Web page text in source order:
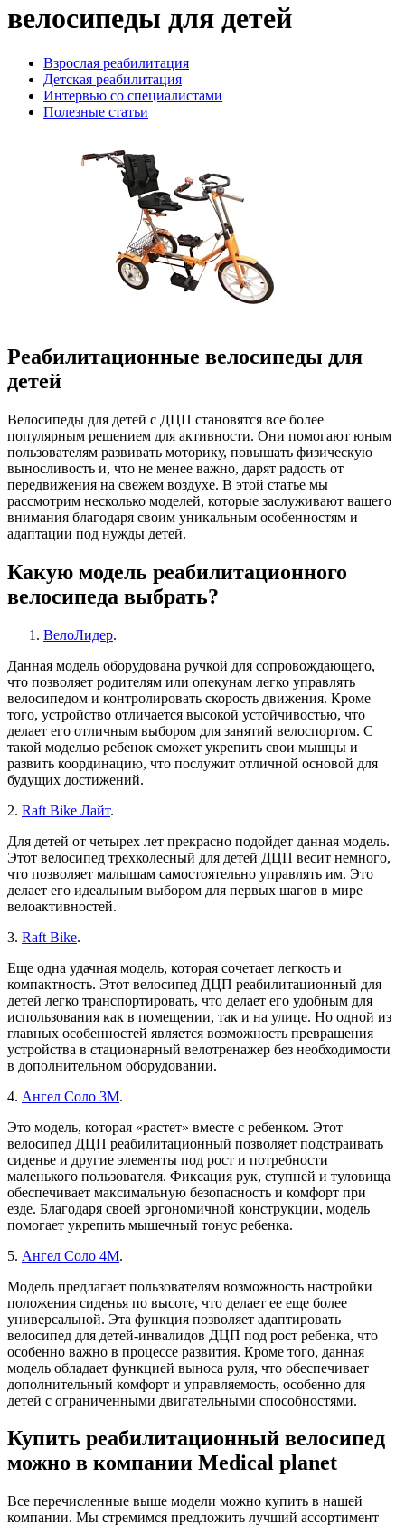
велосипеды для детей
Взрослая реабилитация
Детская реабилитация
Интервью со специалистами
Полезные статьи
Реабилитационные велосипеды для
детей
Велосипеды для детей с ДЦП становятся все более
популярным решением для активности. Они помогают юным
пользователям развивать моторику, повышать физическую
выносливость и, что не менее важно, дарят радость от
передвижения на свежем воздухе. В этой статье мы
рассмотрим несколько моделей, которые заслуживают вашего
внимания благодаря своим уникальным особенностям и
адаптации под нужды детей.
Какую модель реабилитационного
велосипеда выбрать?
ВелоЛидер.
Данная модель оборудована ручкой для сопровождающего,
что позволяет родителям или опекунам легко управлять
велосипедом и контролировать скорость движения. Кроме
того, устройство отличается высокой устойчивостью, что
делает его отличным выбором для занятий велоспортом. С
такой моделью ребенок сможет укрепить свои мышцы и
развить координацию, что послужит отличной основой для
будущих достижений.
2. Raft Bike Лайт.
Для детей от четырех лет прекрасно подойдет данная модель.
Этот велосипед трехколесный для детей ДЦП весит немного,
что позволяет малышам самостоятельно управлять им. Это
делает его идеальным выбором для первых шагов в мире
велоактивностей.
3. Raft Bike.
Еще одна удачная модель, которая сочетает легкость и
компактность. Этот велосипед ДЦП реабилитационный для
детей легко транспортировать, что делает его удобным для
использования как в помещении, так и на улице. Но одной из
главных особенностей является возможность превращения
устройства в стационарный велотренажер без необходимости
в дополнительном оборудовании.
4. Ангел Соло 3М.
Это модель, которая «растет» вместе с ребенком. Этот
велосипед ДЦП реабилитационный позволяет подстраивать
сиденье и другие элементы под рост и потребности
маленького пользователя. Фиксация рук, ступней и туловища
обеспечивает максимальную безопасность и комфорт при
езде. Благодаря своей эргономичной конструкции, модель
помогает укрепить мышечный тонус ребенка.
5. Ангел Соло 4М.
Модель предлагает пользователям возможность настройки
положения сиденья по высоте, что делает ее еще более
универсальной. Эта функция позволяет адаптировать
велосипед для детей-инвалидов ДЦП под рост ребенка, что
особенно важно в процессе развития. Кроме того, данная
модель обладает функцией выноса руля, что обеспечивает
дополнительный комфорт и управляемость, особенно для
детей с ограниченными двигательными способностями.
Купить реабилитационный велосипед
можно в компании Medical planet
Все перечисленные выше модели можно купить в нашей
компании. Мы стремимся предложить лучший ассортимент